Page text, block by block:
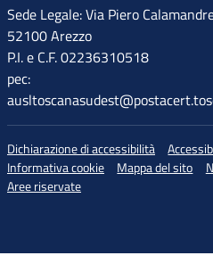
Sede Legale: Via Piero
52100 Arezzo
P.I. e C.F. 02236310518
pec:
Dichiarazione di accessibilità
Informativa cookie
Mappa del sito
Aree riservate